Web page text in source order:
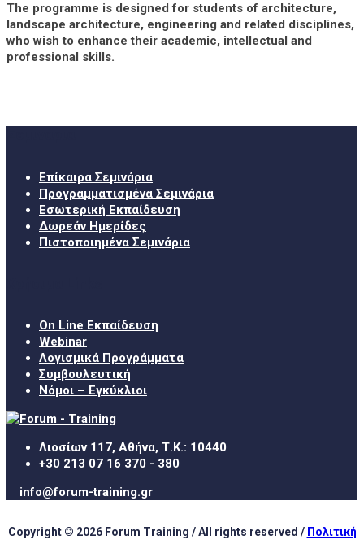
The programme is designed for students of architecture,
landscape architecture, engineering and related disciplines,
who wish to enhance their academic, intellectual and
professional skills.
Επίκαιρα Σεμινάρια
Προγραμματισμένα Σεμινάρια
Εσωτερική Εκπαίδευση
Δωρεάν Ημερίδες
Πιστοποιημένα Σεμινάρια
On Line Εκπαίδευση
Webinar
Λογισμικά Προγράμματα
Συμβουλευτική
Νόμοι – Εγκύκλιοι
Λιοσίων 117, Αθήνα, Τ.Κ.: 10440
+30 213 07 16 370 - 380
info@forum-training.gr
Copyright © 2026 Forum Training / All rights reserved / Πολιτική